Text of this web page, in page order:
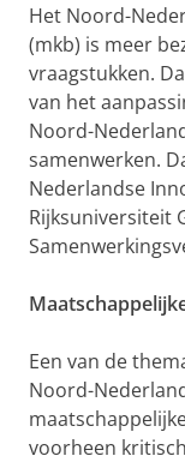
Het Noord-
(mkb) is meer
vraagstukken.
van het
Noord-
samenwerken.
Nederlandse
Rijksuniversiteit
Een van de
Noord-
voorheen